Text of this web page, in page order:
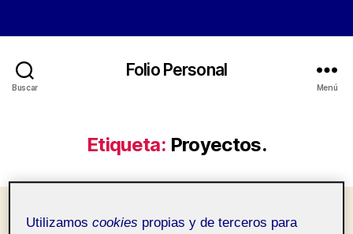
Buscar
Folio Personal
Menú
Etiqueta: Proyectos.
Categorías
CLASE.
Utilizamoscookies propias y de terceros para